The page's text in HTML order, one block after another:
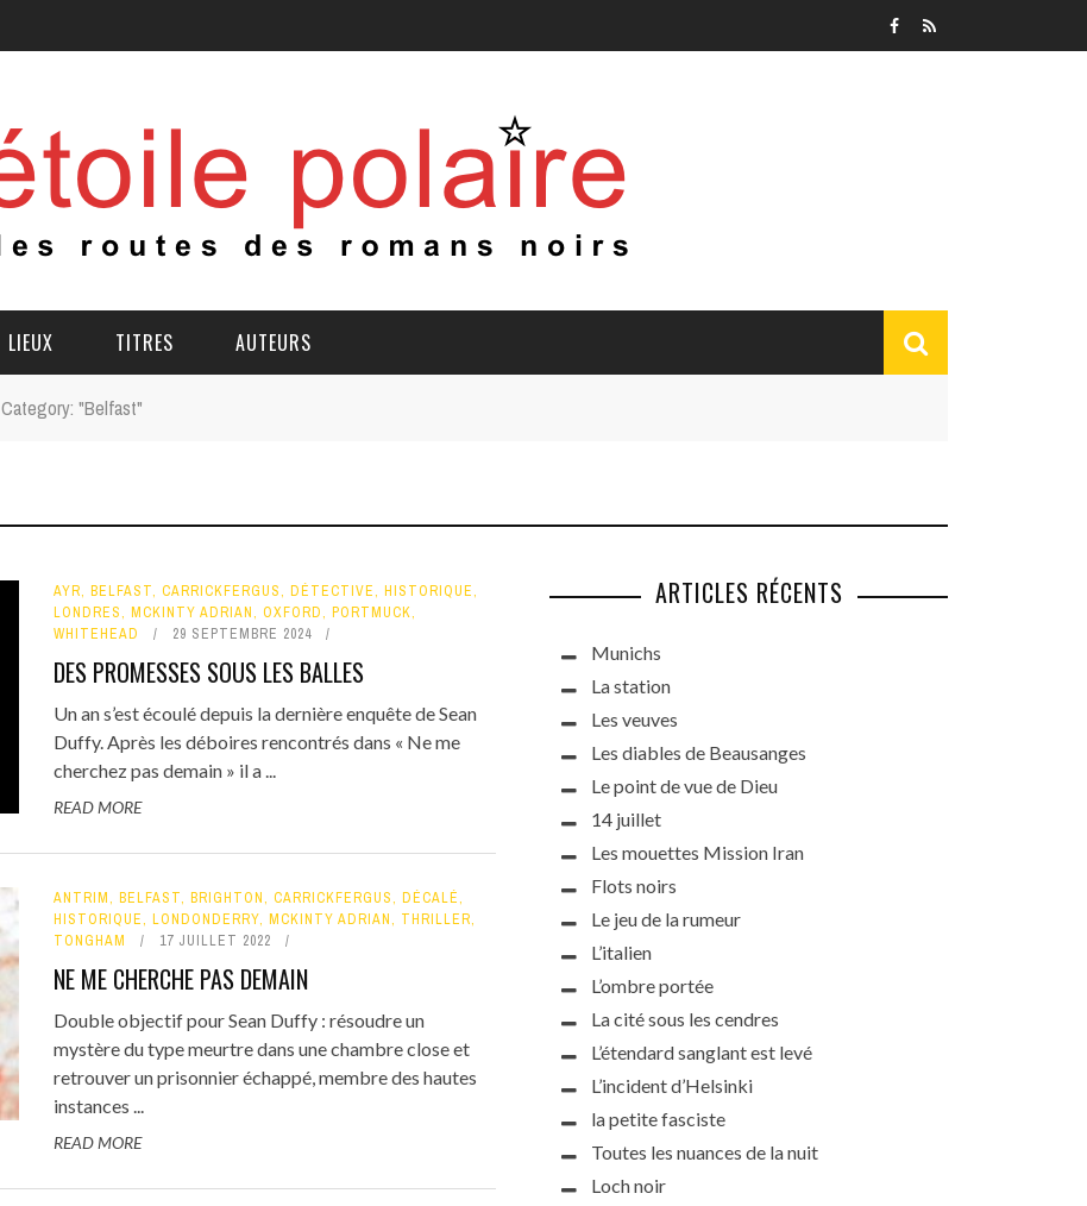
LIEUX TITRES AUTEURS
Category: "Belfast"
AYR, BELFAST, CARRICKFERGUS, DÉTECTIVE, HISTORIQUE,
LONDRES, MCKINTY ADRIAN, OXFORD, PORTMUCK,
WHITEHEAD
29 SEPTEMBRE 2024
DES PROMESSES SOUS LES BALLES
Un an s’est écoulé depuis la dernière enquête de Sean
Duffy. Après les déboires rencontrés dans « Ne me
cherchez pas demain » il a ...
READ MORE
ANTRIM, BELFAST, BRIGHTON, CARRICKFERGUS, DÉCALÉ,
HISTORIQUE, LONDONDERRY, MCKINTY ADRIAN, THRILLER,
TONGHAM
17 JUILLET 2022
NE ME CHERCHE PAS DEMAIN
Double objectif pour Sean Duffy : résoudre un
mystère du type meurtre dans une chambre close et
retrouver un prisonnier échappé, membre des hautes
instances ...
READ MORE
ARTICLES RÉCENTS
Munichs
La station
Les veuves
Les diables de Beausanges
Le point de vue de Dieu
14 juillet
Les mouettes Mission Iran
Flots noirs
Le jeu de la rumeur
L’italien
L’ombre portée
La cité sous les cendres
L’étendard sanglant est levé
L’incident d’Helsinki
la petite fasciste
Toutes les nuances de la nuit
Loch noir